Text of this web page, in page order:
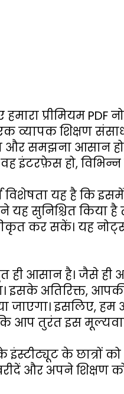
हमारा प्रीमियम
व्यापक शिक्षण
और समझना आसान
इंटरफ़ेस हो,
यह है कि इसमें
यह सुनिश्चित किया
कर सकें। यह
ही आसान है। जैसे
इसके अतिरिक्त,
जाएगा। इसलिए,
आप तुरंत इस
इंस्टीट्यूट के छात्रों
और अपने शिक्षण